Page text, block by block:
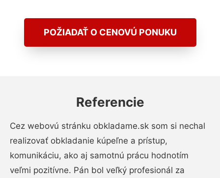
POŽIADAŤ O CENOVÚ PONUKU
Referencie
Cez webovú stránku obkladame.sk som si nechal
realizovať obkladanie kúpeľne a prístup,
komunikáciu, ako aj samotnú prácu hodnotím
veľmi pozitívne. Pán bol veľký profesionál za